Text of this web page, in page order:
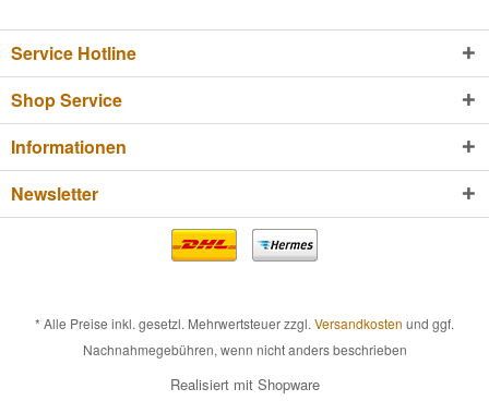
Service Hotline
Shop Service
Informationen
Newsletter
* Alle Preise inkl. gesetzl. Mehrwertsteuer zzgl. Versandkosten und ggf.
Nachnahmegebühren, wenn nicht anders beschrieben
Realisiert mit Shopware